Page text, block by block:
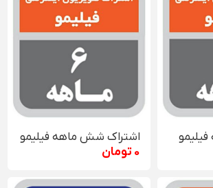
اشتراک شش ماهه فیلیمو
0 تومان